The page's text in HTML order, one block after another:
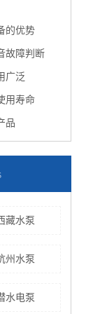
的优势
故障判断
广泛
用寿命
品
藏水泵
州水泵
水电泵